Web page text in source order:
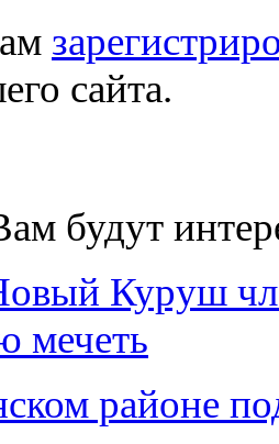
сайта.
будут
Куруш
мечеть
районе